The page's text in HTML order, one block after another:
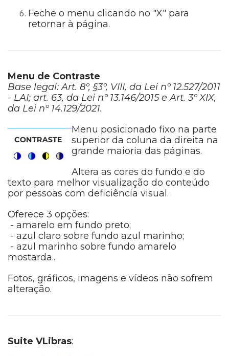
Feche o menu clicando no "X" para
retornar à página.
Menu de Contraste
Base legal: Art. 8º, §3º, VIII, da Lei nº 12.527/2011
- LAI; art. 63, da Lei nº 13.146/2015 e Art. 3º XIX,
da Lei nº 14.129/2021.
Menu posicionado fixo na parte
superior da coluna da direita na
grande maioria das páginas.
Altera as cores do fundo e do
texto para melhor visualização do conteúdo
por pessoas com deficiência visual.
Oferece 3 opções:
- amarelo em fundo preto;
- azul claro sobre fundo azul marinho;
- azul marinho sobre fundo amarelo
mostarda..
Fotos, gráficos, imagens e vídeos não sofrem
alteração.
Suite VLibras: